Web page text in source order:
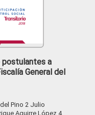
postulantes a
General del
Pino 2 Julio
Aguirre López 4